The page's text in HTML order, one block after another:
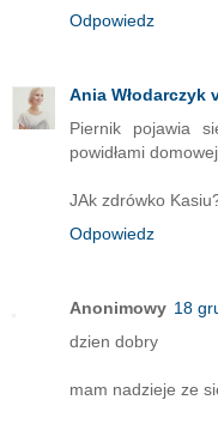
Odpowiedz
Ania Włodarczyk
Piernik pojawia
powidłami
JAk zdrówko
Odpowiedz
Anonimowy 18
dzien dobry
mam nadzieje ze